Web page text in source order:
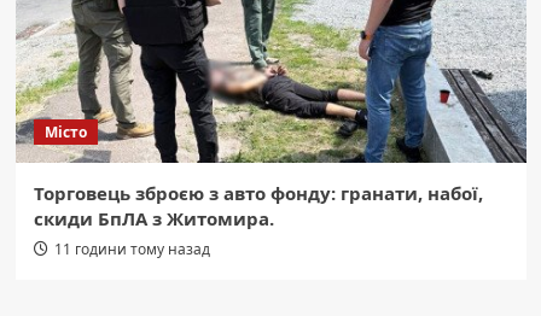
Місто
Торговець зброєю з авто фонду: гранати, набої,
скиди БпЛА з Житомира.
11 години тому назад